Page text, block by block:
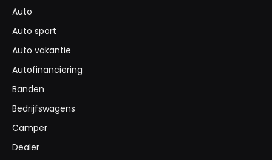
Auto
Auto sport
Auto vakantie
Autofinanciering
Banden
Bedrijfswagens
Camper
Dealer